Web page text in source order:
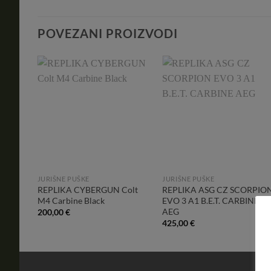
POVEZANI PROIZVODI
JURIŠNE PUŠKE
REPLIKA CYBERGUN Colt
M4 Carbine Black
200,00€
Add to
Wishlist
JURIŠNE PUŠKE
REPLIKA ASG CZ
EVO 3 A1 B.E.T. CARBINE
AEG
425,00€